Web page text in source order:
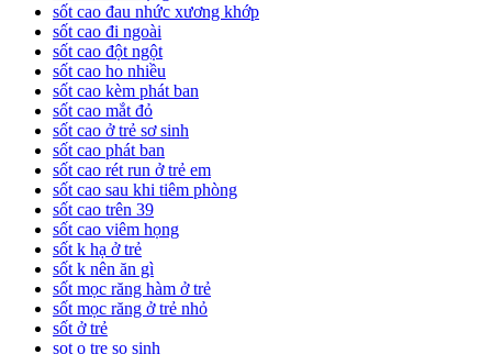
sốt cao đau nhức xương khớp
sốt cao đi ngoài
sốt cao đột ngột
sốt cao ho nhiều
sốt cao kèm phát ban
sốt cao mắt đỏ
sốt cao ở trẻ sơ sinh
sốt cao phát ban
sốt cao rét run ở trẻ em
sốt cao sau khi tiêm phòng
sốt cao trên 39
sốt cao viêm họng
sốt k hạ ở trẻ
sốt k nên ăn gì
sốt mọc răng hàm ở trẻ
sốt mọc răng ở trẻ nhỏ
sốt ở trẻ
sot o tre so sinh